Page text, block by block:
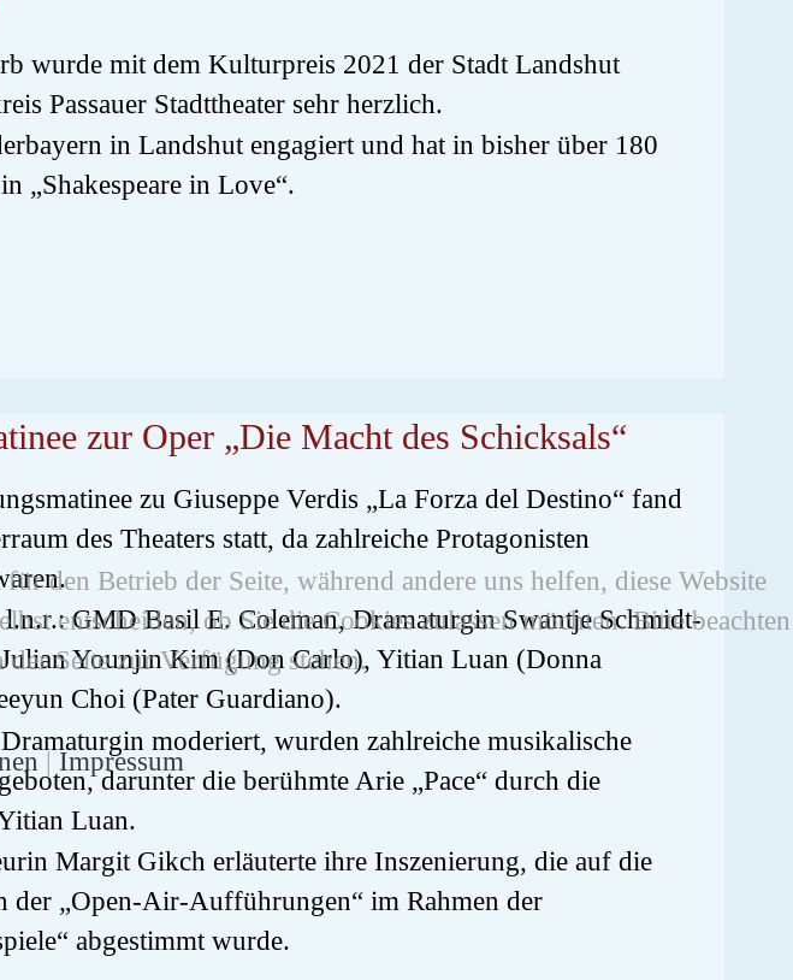
wurde mit dem Kulturpreis 2021 der Stadt Landshut
Passauer Stadttheater sehr herzlich.
in Landshut engagiert und hat in bisher über 180
„Shakespeare in Love“.
zur Oper „Die Macht des Schicksals“
zu Giuseppe Verdis „La Forza del Destino“ fand
des Theaters statt, da zahlreiche Protagonisten
GMD Basil E. Coleman, Dramaturgin Swantje Schmidt-
Younjin Kim (Don Carlo), Yitian Luan (Donna
Choi (Pater Guardiano).
moderiert, wurden zahlreiche musikalische
darunter die berühmte Arie „Pace“ durch die
Luan.
Margit Gikch erläuterte ihre Inszenierung, die auf die
der „Open-Air-Aufführungen“ im Rahmen der
abgestimmt wurde.
den Betrieb der Seite, während andere uns helfen, diese Website
entscheiden, ob Sie die Cookies zulassen möchten. Bitte beachten
Seite zur Verfügung stehen.
| Impressum